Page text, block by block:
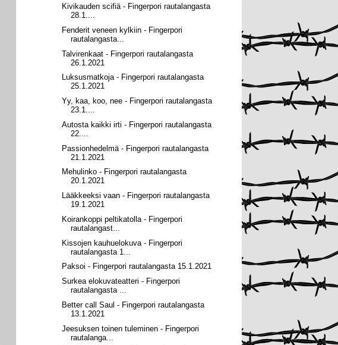
Kivikauden scifiä - Fingerpori rautalangasta
28.1....
Fenderit veneen kylkiin - Fingerpori
rautalangasta...
Talvirenkaat - Fingerpori rautalangasta
26.1.2021
Luksusmatkoja - Fingerpori rautalangasta
25.1.2021
Yy, kaa, koo, nee - Fingerpori rautalangasta
23.1....
Autosta kaikki irti - Fingerpori rautalangasta
22....
Passionhedelmä - Fingerpori rautalangasta
21.1.2021
Mehulinko - Fingerpori rautalangasta
20.1.2021
Lääkkeeksi vaan - Fingerpori rautalangasta
19.1.2021
Koirankoppi peltikatolla - Fingerpori
rautalangast...
Kissojen kauhuelokuva - Fingerpori
rautalangasta 1...
Paksoi - Fingerpori rautalangasta 15.1.2021
Surkea elokuvateatteri - Fingerpori
rautalangasta ...
Better call Saul - Fingerpori rautalangasta
13.1.2021
Jeesuksen toinen tuleminen - Fingerpori
rautalanga...